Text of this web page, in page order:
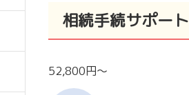
相続手続サポート
52,800円～